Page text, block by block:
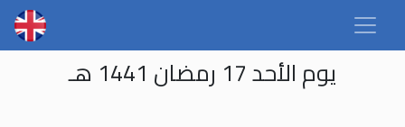
يوم الأحد 17 رمضان 1441 هـ